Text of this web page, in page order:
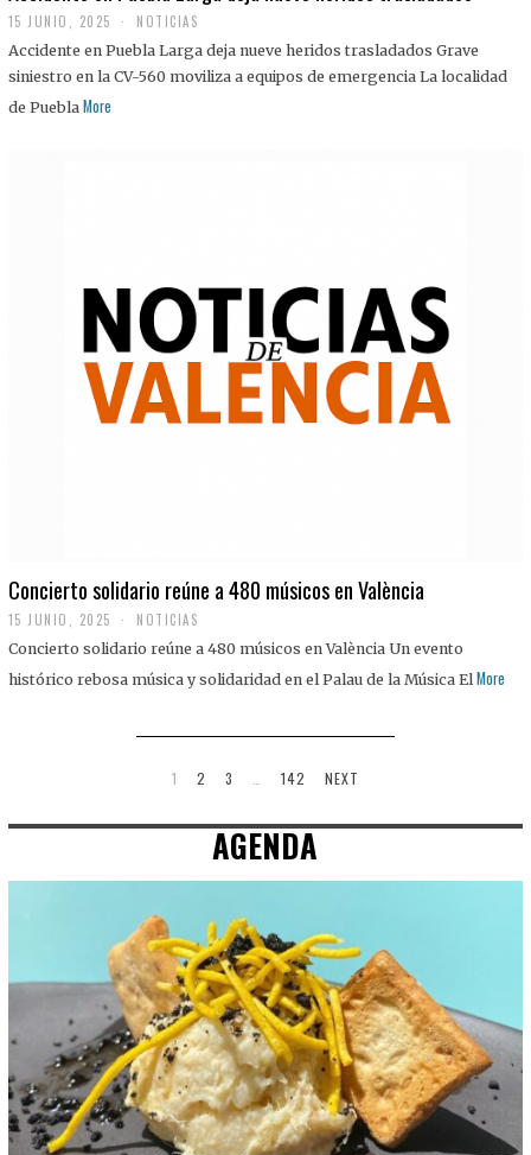
15 JUNIO, 2025 NOTICIAS
Accidente en Puebla Larga deja nueve heridos trasladados Grave
siniestro en la CV-560 moviliza a equipos de emergencia La localidad
de Puebla More
Concierto solidario reúne a 480 músicos en València
15 JUNIO, 2025 NOTICIAS
Concierto solidario reúne a 480 músicos en València Un evento
histórico rebosa música y solidaridad en el Palau de la Música El More
1 2 3 142 NEXT
AGENDA